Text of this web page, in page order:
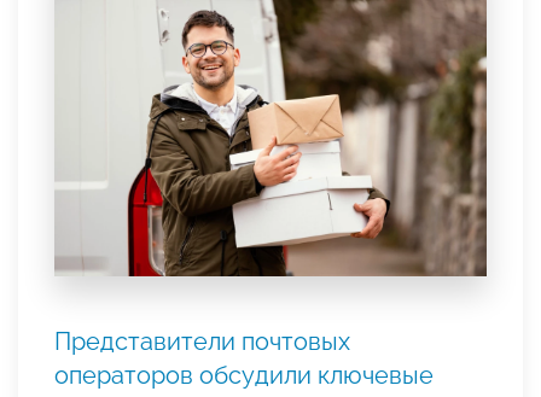
Представители почтовых
операторов обсудили ключевые